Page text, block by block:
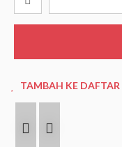
TAMBAH KE
PREV